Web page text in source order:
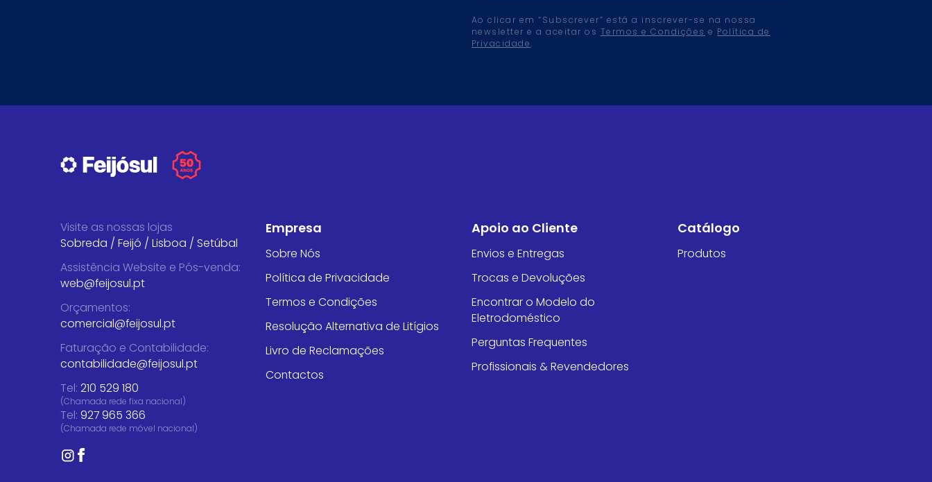
Ao clicar em “Subscrever” está a inscrever-se na nossa
newsletter e a aceitar os Termos e Condições e Política de
Privacidade.
Visite as nossas lojas
Sobreda / Feijó / Lisboa / Setúbal
Assistência Website e Pós-venda:
web@feijosul.pt
Orçamentos:
comercial@feijosul.pt
Faturação e Contabilidade:
contabilidade@feijosul.pt
Tel: 210 529 180
(Chamada rede fixa nacional)
Tel: 927 965 366
(Chamada rede móvel nacional)
Empresa
Sobre Nós
Política de Privacidade
Termos e Condições
Resolução Alternativa de Litígios
Livro de Reclamações
Contactos
Apoio ao Cliente
Envios e Entregas
Trocas e Devoluções
Encontrar o Modelo do
Eletrodoméstico
Perguntas Frequentes
Profissionais & Revendedores
Catálogo
Produtos